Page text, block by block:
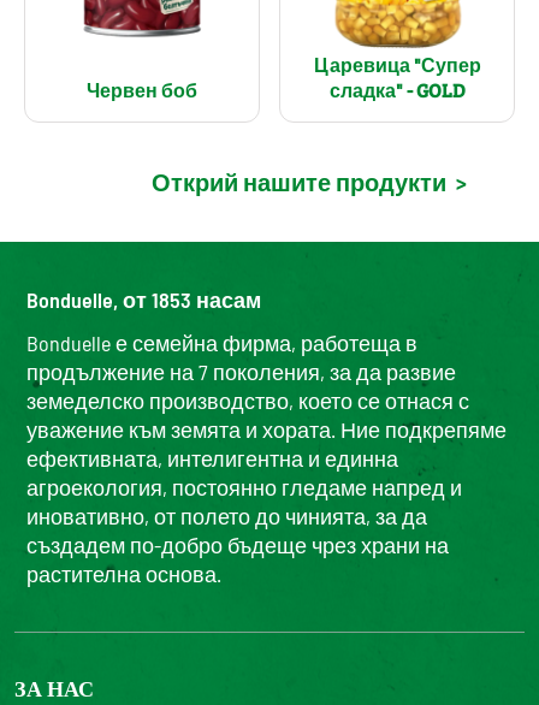
Червен боб
Царевица "Супер
сладка" - GOLD
Открий нашите продукти >
Bonduelle, от 1853 насам
Bonduelle е семейна фирма, работеща в
продължение на 7 поколения, за да развие
земеделско производство, което се отнася с
уважение към земята и хората. Ние подкрепяме
ефективната, интелигентна и единна
агроекология, постоянно гледаме напред и
иновативно, от полето до чинията, за да
създадем по-добро бъдеще чрез храни на
растителна основа.
ЗА НАС